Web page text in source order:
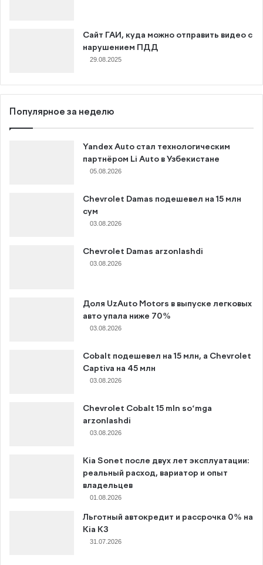
Сайт ГАИ, куда можно отправить видео с
нарушением ПДД
29.08.2025
Популярное за неделю
Yandex Auto стал технологическим
партнёром Li Auto в Узбекистане
05.08.2026
Chevrolet Damas подешевел на 15 млн
сум
03.08.2026
Chevrolet Damas arzonlashdi
03.08.2026
Доля UzAuto Motors в выпуске легковых
авто упала ниже 70%
03.08.2026
Cobalt подешевел на 15 млн, а Chevrolet
Captiva на 45 млн
03.08.2026
Chevrolet Cobalt 15 mln so‘mga
arzonlashdi
03.08.2026
Kia Sonet после двух лет эксплуатации:
реальный расход, вариатор и опыт
владельцев
01.08.2026
Льготный автокредит и рассрочка 0% на
Kia K3
31.07.2026